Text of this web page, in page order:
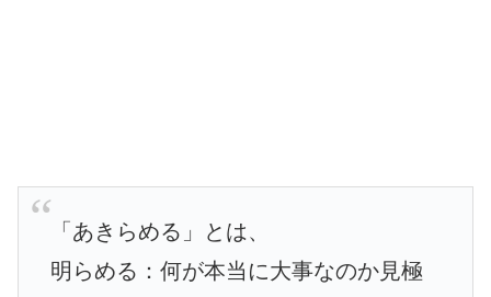
「あきらめる」とは、
明らめる：何が本当に大事なのか見極